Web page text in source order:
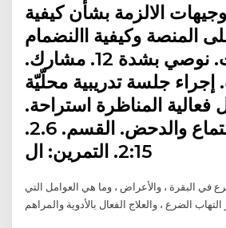
الالزمة بشأن كيفية
المنصة وكيفية االنضمام
على اإلنترنت. نوصي بشدة 12. مشارك.
جلسة تدريبية محلّيّة
فعالية المناظرة استراحة.
2:00. االستماع والدحض. القسم. 2.6.
2:15. التمرين: ال
في البقرة ، والأعراض ، وما هي العوامل التي